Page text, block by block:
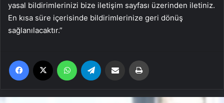
yasal bildirimlerinizi bize iletişim sayfası üzerinden iletiniz.
En kısa süre içerisinde bildirimlerinize geri dönüş
sağlanılacaktır.”
Facebook WhatsApp Email'den paylaş